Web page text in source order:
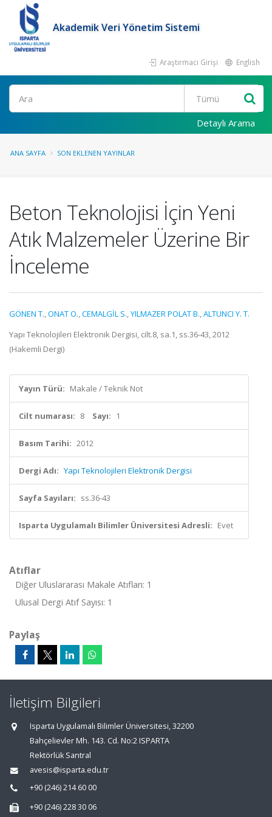
Akademik Veri Yönetim Sistemi
Araştırmacı Girişi English
Ara
Detaylı Arama
ANA SAYFA SON EKLENEN YAYINLAR
Beton Teknolojisi İçin Yeni
Atık Malzemeler Üzerine Bir
İnceleme
GÖNEN T.,ONAT O.,CEMALGİL S.,YILMAZER POLAT B.,ALTUNCI Y. T.
Yapı Teknolojileri Elektronik Dergisi, cilt.8, sa.1, ss.36-43, 2012
(Hakemli Dergi)
Yayın Türü: Makale / Teknik Not
Cilt numarası: 8 Sayı: 1
Basım Tarihi: 2012
Dergi Adı: Yapı Teknolojileri Elektronik Dergisi
Sayfa Sayıları: ss.36-43
Isparta Uygulamalı Bilimler Üniversitesi Adresli: Evet
Atıflar
Diğer Uluslararası Makale Atıfları: 1
Ulusal Dergi Atıf Sayısı: 1
Paylaş
İletişim Bilgileri
Isparta Uygulamalı Bilimler Üniversitesi, 32200
Bahçelievler Mh. 143. Cd. No:2 ISPARTA
Rektörlük Santral
avesis@isparta.edu.tr
+90 (246) 214 60 00
+90 (246) 228 30 06